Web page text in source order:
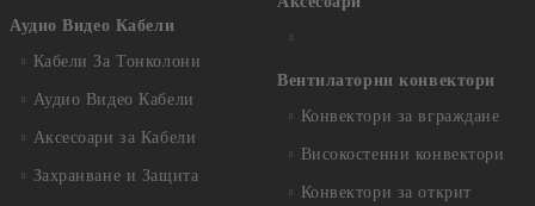
Аудио Видео Кабели
Кабели За Тонколони
Аудио Видео Кабели
Аксесоари за Кабели
Захранване и Защита
Вентилаторни конвектори
Конвектори за вграждане
Високостенни конвектори
Конвектори за открит